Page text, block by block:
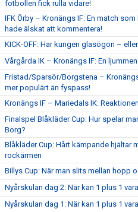
fotbollen fick rulla vidare!
IFK Örby – Kronängs IF: En match
hade älskat att kommentera!
KICK-OFF: Har kungen glasögon –
Vårgårda IK – Kronängs IF: En
Fristad/Sparsör/Borgstena –
mer populärt än fyspass!
Kronängs IF – Mariedals IK:
Finalspel Blåkläder Cup: Hur spelar
Borg?
Blåkläder Cup: Hårt kämpande hjältar
rockärmen
Billys Cup: När man slits mellan hopp
Nyårskulan dag 2: När kan 1 plus 1
Nyårskulan dag 1: När kan 1 plus 1